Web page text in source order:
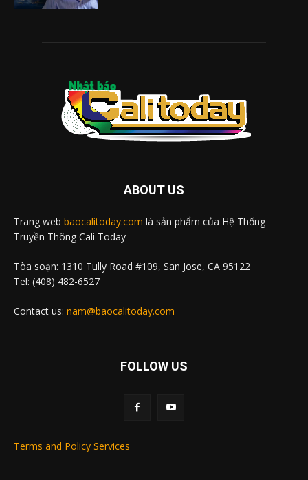
ABOUT US
Trang web baocalitoday.com là sản phẩm của Hệ Thống
Truyền Thông Cali Today
Tòa soạn: 1310 Tully Road #109, San Jose, CA 95122
Tel: (408) 482-6527
Contact us: nam@baocalitoday.com
FOLLOW US
Terms and Policy Services